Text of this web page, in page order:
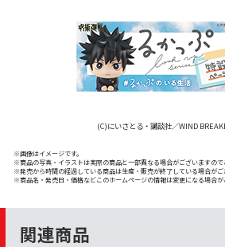
(C)にいさとる・講談社／WIND
※画像はイメージです。
※商品の写真・イラストは実際の商品と一部異なる場合がございますので
※発売から時間の経過している商品は生産・販売が終了している場合がご
※商品名・発売日・価格などこのホームページの情報は変更になる場合が
関連商品